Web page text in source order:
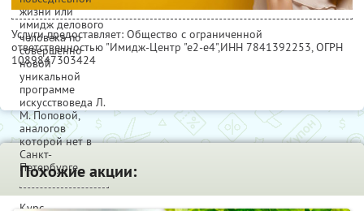
жизни или
имидж делового
человека по
совершенно
новой
уникальной
программе
искусствоведа Л.
М. Поповой,
аналогов
которой нет в
Санкт-
Петербурге.
Курс
Услуги предоставляет: Общество с ограниченной
ответственностью "Имидж-Центр "е2-е4",ИНН 7841392253, ОГРН
1089847303424
Похожие акции: